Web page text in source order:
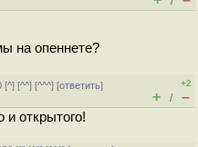
на опеннете?
[^] [^^] [^^^] [ответить]
+2
+ / –
и открытого!